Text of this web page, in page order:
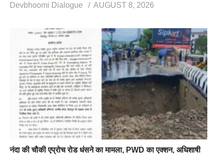
Devbhoomi Dialogue
AUGUST 8, 2026
नंदा की चौकी एप्रोच रोड धंसने का मामला, PWD का एक्शन, अधिशाषी